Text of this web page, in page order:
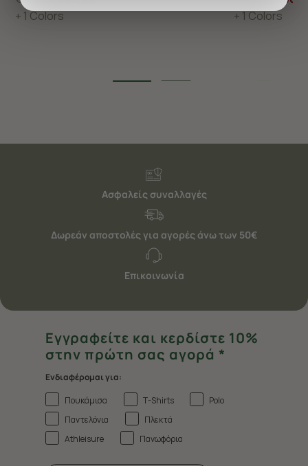
προσφέρουμε εξατομικευμένες υπηρεσίες και
+ 1 Colors
+ 1 Colors
Ασφαλείς συναλλαγές
Δωρεάν αποστολές για αγορές άνω των 50€
Επικοινωνία
Εγγραφείτε και κερδίστε 10%
στην πρώτη σας αγορά *
Ενδιαφέρομαι για:
Πουκάμισα
T-Shirts
Polo
Παντελόνια
Πλεκτά
Athleisure
Πανωφόρια